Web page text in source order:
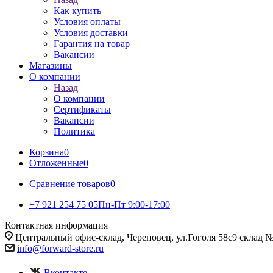
Как купить
Условия оплаты
Условия доставки
Гарантия на товар
Вакансии
Магазины
О компании
Назад
О компании
Сертификаты
Вакансии
Политика
Корзина0
Отложенные0
Сравнение товаров0
+7 921 254 75 05Пн-Пт 9:00-17:00
Контактная информация
Центральный офис-склад, Череповец, ул.Гоголя 58с9 склад
info@forward-store.ru